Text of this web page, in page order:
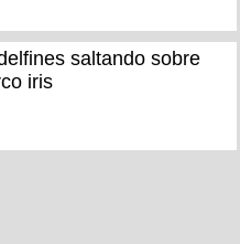
saltando sobre
iris